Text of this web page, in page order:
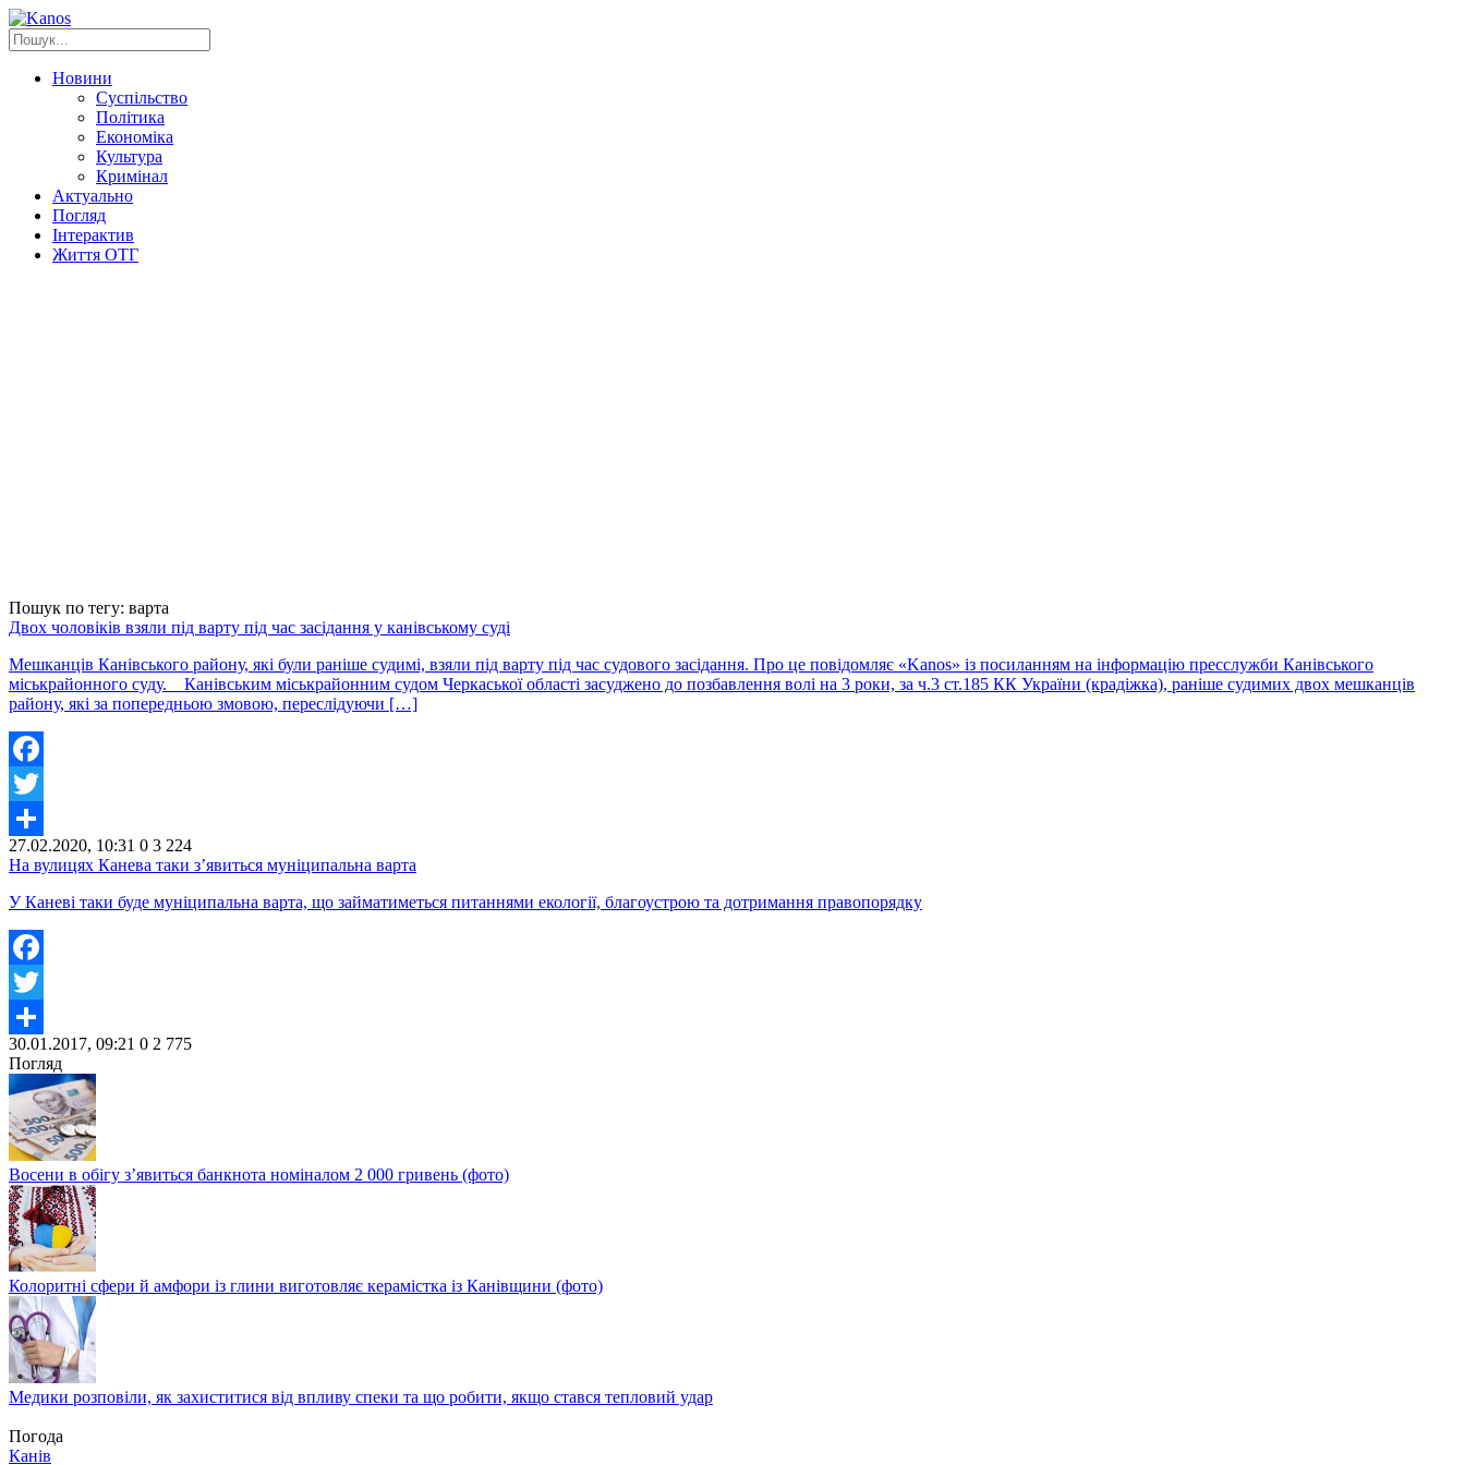
Новини
Суспільство
Політика
Економіка
Культура
Кримінал
Актуально
Погляд
Інтерактив
Життя ОТГ
Пошук по тегу: варта
Двох чоловіків взяли під варту під час засідання у канівському суді
Мешканців Канівського району, які були раніше судимі, взяли під варту під час судового засідання. Про це повідомляє «Kanos» із посиланням на інформацію пресслужби Канівського
міськрайонного суду. Канівським міськрайонним судом Черкаської області засуджено до позбавлення волі на 3 роки, за ч.3 ст.185 КК України (крадіжка), раніше судимих двох мешканців
району, які за попередньою змовою, переслідуючи […]
Facebook
Twitter
Share
27.02.2020, 10:31 0 3 224
На вулицях Канева таки з’явиться муніципальна варта
У Каневі таки буде муніципальна варта, що займатиметься питаннями екології, благоустрою та дотримання правопорядку
Facebook
Twitter
Share
30.01.2017, 09:21 0 2 775
Погляд
Восени в обігу з’явиться банкнота номіналом 2 000 гривень (фото)
Колоритні сфери й амфори із глини виготовляє керамістка із Канівщини (фото)
Медики розповіли, як захиститися від впливу спеки та що робити, якщо стався тепловий удар
Погода
Канів